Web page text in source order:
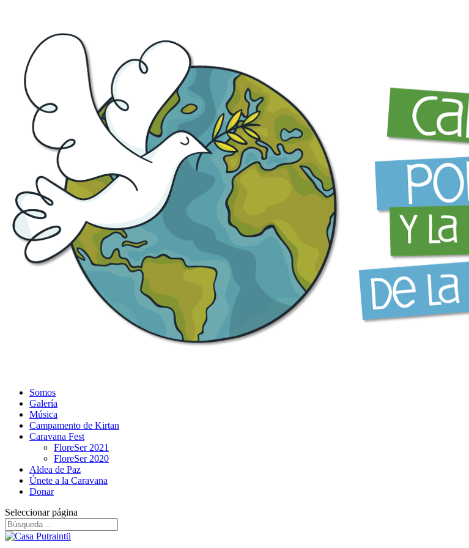
Somos
Galería
Música
Campamento de Kirtan
Caravana Fest
FloreSer 2021
FloreSer 2020
Aldea de Paz
Únete a la Caravana
Donar
Seleccionar página